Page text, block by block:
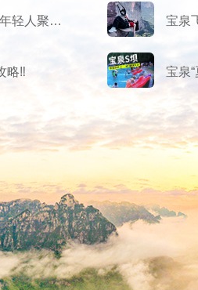
宝泉五一攻略：年轻人聚集地——悬崖迪士尼
略‼️
宝泉